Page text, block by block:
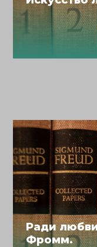
Ради
Фромм.